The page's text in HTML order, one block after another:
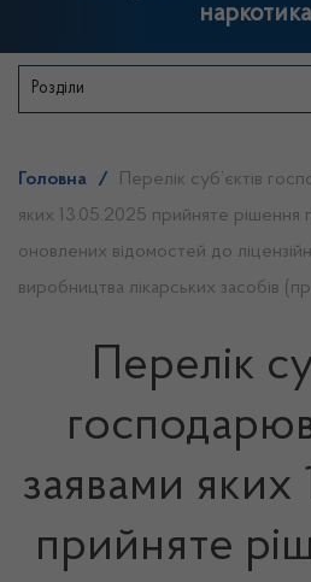
Розділи
Головна /
Перелік суб’єктів
яких 13.05.2025 прийняте рішення
оновлених відомостей до
виробництва лікарських засобів
Перелік
заявами яких
прийняте